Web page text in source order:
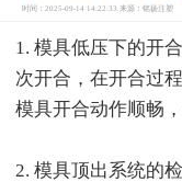
时间：2025-09-14 14:22:33 来源：铭扬注塑
1. 模具低压下的开
次开合，在开合过
模具开合动作顺畅
2. 模具顶出系统的